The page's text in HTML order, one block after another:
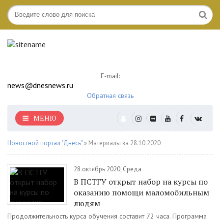
E-mail:
news@dnesnews.ru
Обратная связь
МЕНЮ
Новостной портал "Днесь"» Материалы за 28.10.2020
28 октябрь 2020, Среда
В ПСТГУ открыт набор на курсы по
оказанию помощи маломобильным
людям
Продолжительность курса обучения составит 72 часа. Программа